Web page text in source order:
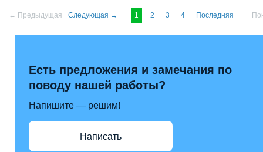
← Предыдущая Следующая → 1 2 3 4 Последняя
Есть предложения и замечания по
поводу нашей работы?
Напишите — решим!
Написать